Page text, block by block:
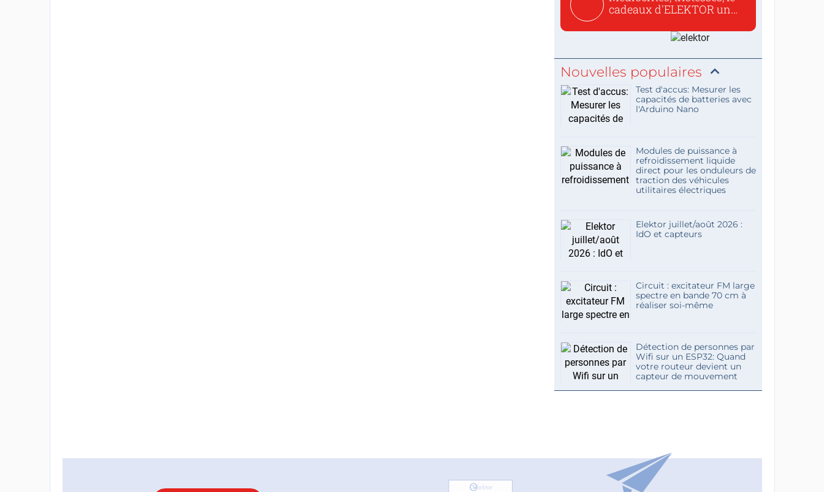
cadeaux d'ELEKTOR un
Nouvelles populaires
Test d'accus: Mesurer les
capacités de batteries avec
l'Arduino Nano
Modules de puissance à
refroidissement liquide
direct pour les onduleurs de
traction des véhicules
utilitaires électriques
Elektor juillet/août 2026 :
IdO et capteurs
Circuit : excitateur FM large
spectre en bande 70 cm à
réaliser soi-même
Détection de personnes par
Wifi sur un ESP32: Quand
votre routeur devient un
capteur de mouvement